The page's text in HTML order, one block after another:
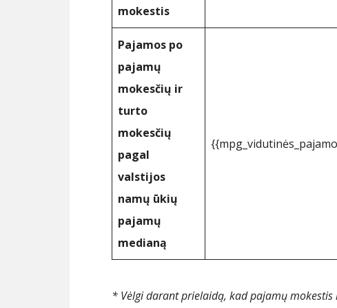
mokestis
Pajamos po
pajamų
mokesčių ir
turto
mokesčių
pagal
valstijos
namų ūkių
pajamų
medianą
* Vėlgi darant prielaidą, kad pajamų